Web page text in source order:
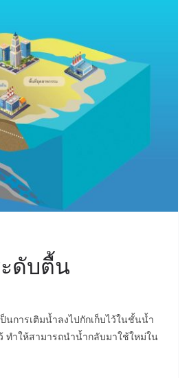
ดับตื้น
การเติมน้ำลงไปกักเก็บไว้ในชั้นน้ำ
ทำให้สามารถนำน้ำกลับมาใช้ใหม่ใน